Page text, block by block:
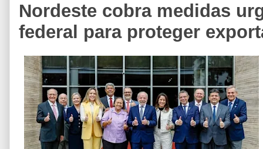
Nordeste cobra medidas
federal para proteger